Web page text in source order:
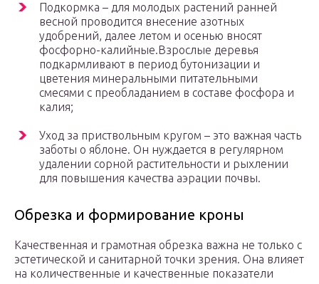
Подкормка – для молодых растений ранней
весной проводится внесение азотных
удобрений, далее летом и осенью вносят
фосфорно-калийные.Взрослые деревья
подкармливают в период бутонизации и
цветения минеральными питательными
смесями с преобладанием в составе фосфора и
калия;
Уход за приствольным кругом – это важная часть
заботы о яблоне. Он нуждается в регулярном
удалении сорной растительности и рыхлении
для повышения качества аэрации почвы.
Обрезка и формирование кроны
Качественная и грамотная обрезка важна не только с
эстетической и санитарной точки зрения. Она влияет
на количественные и качественные показатели